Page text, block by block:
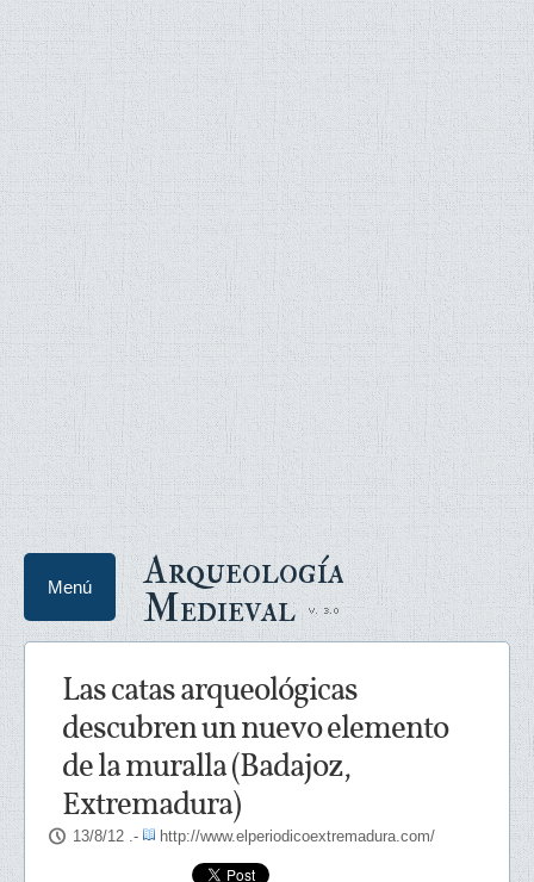
Arqueología
Medieval
Menú
Las catas arqueológicas
descubren un nuevo elemento
de la muralla (Badajoz,
Extremadura)
13/8/12 .- http://www.elperiodicoextremadura.com/